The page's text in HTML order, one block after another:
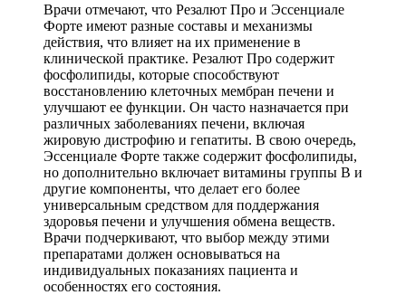
Врачи отмечают, что Резалют Про и Эссенциале
Форте имеют разные составы и механизмы
действия, что влияет на их применение в
клинической практике. Резалют Про содержит
фосфолипиды, которые способствуют
восстановлению клеточных мембран печени и
улучшают ее функции. Он часто назначается при
различных заболеваниях печени, включая
жировую дистрофию и гепатиты. В свою очередь,
Эссенциале Форте также содержит фосфолипиды,
но дополнительно включает витамины группы B и
другие компоненты, что делает его более
универсальным средством для поддержания
здоровья печени и улучшения обмена веществ.
Врачи подчеркивают, что выбор между этими
препаратами должен основываться на
индивидуальных показаниях пациента и
особенностях его состояния.